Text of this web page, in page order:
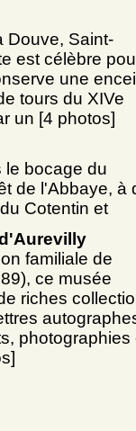
Douve, Saint-
est célèbre
une
tours du XIVe
un [4 photos]
le bocage du
de l'Abbaye, à
Cotentin et
familiale de
ce musée
riches
photographies